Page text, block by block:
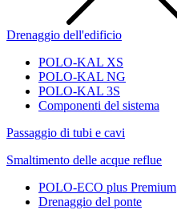
Drenaggio dell'edificio
POLO-KAL XS
POLO-KAL NG
POLO-KAL 3S
Componenti del sistema
Passaggio di tubi e cavi
Smaltimento delle acque reflue
POLO-ECO plus Premium
Drenaggio del ponte